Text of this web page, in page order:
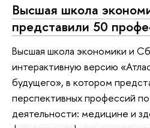
Высшая школа
представили 50
Высшая школа экономики и
интерактивную версию
будущего», в котором
перспективных профессий
деятельности: медицине и